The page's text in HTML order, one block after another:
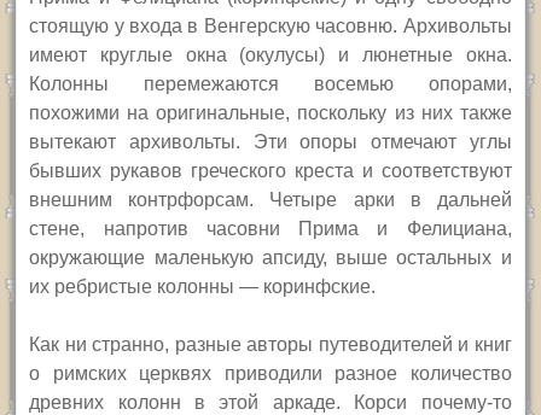
стоящую у входа в Венгерскую часовню. Архивольты
имеют круглые окна (окулусы) и люнетные окна.
Колонны перемежаются восемью опорами,
похожими на оригинальные, поскольку из них также
вытекают архивольты. Эти опоры отмечают углы
бывших рукавов греческого креста и соответствуют
внешним контрфорсам. Четыре арки в дальней
стене, напротив часовни Прима и Фелициана,
окружающие маленькую апсиду, выше остальных и
их ребристые колонны — коринфские.
Как ни странно, разные авторы путеводителей и книг
о римских церквях приводили разное количество
древних колонн в этой аркаде. Корси почему-то